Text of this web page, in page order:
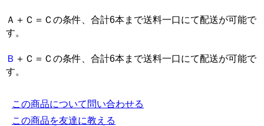
Ａ＋Ｃ＝Ｃの条件、合計6本まで送料一口にて配送が可能で
す。
Ｂ ＋Ｃ＝Ｃの条件、合計6本まで送料一口にて配送が可能で
す。
この商品について問い合わせる
この商品を友達に教える